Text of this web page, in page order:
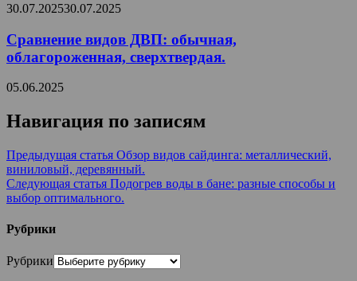
30.07.202530.07.2025
Сравнение видов ДВП: обычная,
облагороженная, сверхтвердая.
05.06.2025
Навигация по записям
Предыдущая статья Обзор видов сайдинга: металлический,
виниловый, деревянный.
Следующая статья Подогрев воды в бане: разные способы и
выбор оптимального.
Рубрики
Рубрики